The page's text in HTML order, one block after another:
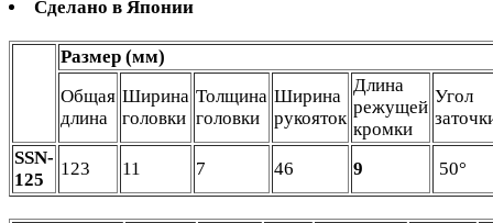
Сделано в Японии
Размер (мм)
Общая
длина
Ширина
головки
Толщина
головки
Ширина
рукояток
Длина
режущей
кромки
Угол
SSN-
125
123 11 7 46 9 50°